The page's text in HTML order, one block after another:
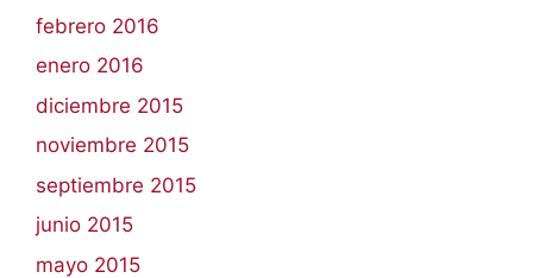
febrero 2016
enero 2016
diciembre 2015
noviembre 2015
septiembre 2015
junio 2015
mayo 2015